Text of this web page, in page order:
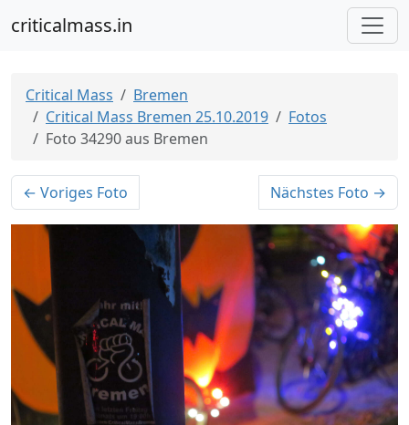
criticalmass.in
Critical Mass
Bremen
Critical Mass Bremen 25.10.2019
Fotos
Foto 34290 aus Bremen
← Voriges Foto Nächstes Foto →